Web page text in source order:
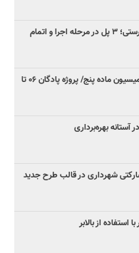
آخرین وضعیت پل‌های مسیر تندرستی؛ ۳ پل در مرحله اجرا و اتمام
تصویب پارکینگ- پناهگاه‌ها در کمیسیون ماده پنج/ پروژه پادگان ۰۶ تا
شهرداری در قالب طرح جدید